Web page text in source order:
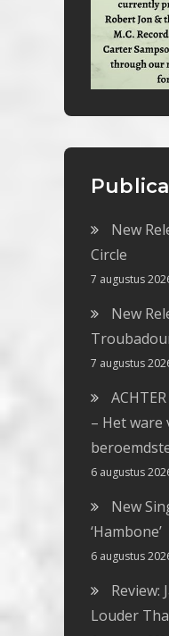
New
Circle
7 augustus
New
7 augustus
– Het ware
6 augustus
New
‘Hambone’
6 augustus
Review:
Louder